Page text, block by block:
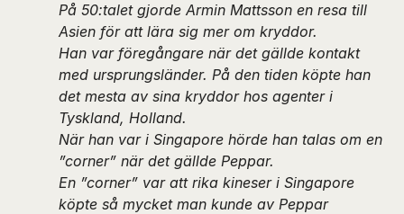
På 50:talet gjorde Armin Mattsson en resa till
Asien för att lära sig mer om kryddor.
Han var föregångare när det gällde kontakt
med ursprungsländer. På den tiden köpte han
det mesta av sina kryddor hos agenter i
Tyskland, Holland.
När han var i Singapore hörde han talas om en
”corner” när det gällde Peppar.
En ”corner” var att rika kineser i Singapore
köpte så mycket man kunde av Peppar